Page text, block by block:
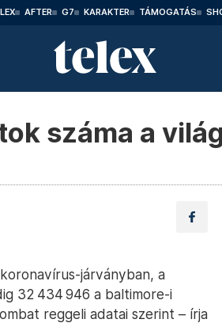
AFTER G7 KARAKTER TÁMOGATÁS
száma a
járványban, a
32 434 946 a baltimore-i
reggeli adatai szerint – írja